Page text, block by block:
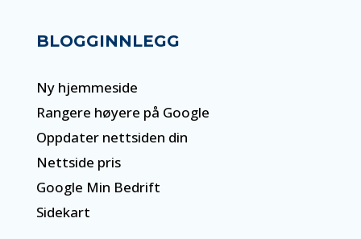
BLOGGINNLEGG
Ny hjemmeside
Rangere høyere på Google
Oppdater nettsiden din
Nettside pris
Google Min Bedrift
Sidekart